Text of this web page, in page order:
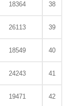
38
18364
39
26113
40
18549
41
24243
42
19471